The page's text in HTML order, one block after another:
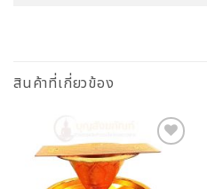
สินค้าที่เกี่ยวข้อง
Add to